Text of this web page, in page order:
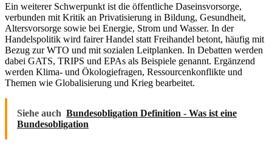
Ein weiterer Schwerpunkt ist die öffentliche Daseinsvorsorge,
verbunden mit Kritik an Privatisierung in Bildung, Gesundheit,
Altersvorsorge sowie bei Energie, Strom und Wasser. In der
Handelspolitik wird fairer Handel statt Freihandel betont, häufig mit
Bezug zur WTO und mit sozialen Leitplanken. In Debatten werden
dabei GATS, TRIPS und EPAs als Beispiele genannt. Ergänzend
werden Klima- und Ökologiefragen, Ressourcenkonflikte und
Themen wie Globalisierung und Krieg bearbeitet.
Siehe auch Bundesobligation Definition - Was ist eine
Bundesobligation